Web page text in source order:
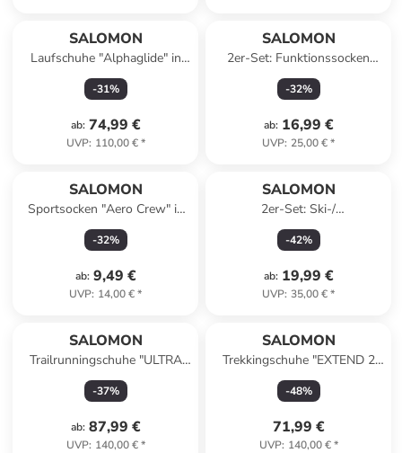
SALOMON
Laufschuhe "Alphaglide" in
Schwarz
-31%
ab: 74,99 €
UVP: 110,00 €*
SALOMON
2er-Set: Funktionssocken
"Access JR" in Schwarz/ Blau/
Rot
-32%
ab: 16,99 €
UVP: 25,00 €*
SALOMON
Sportsocken "Aero Crew" in
Schwarz/ Grau
-32%
ab: 9,49 €
UVP: 14,00 €*
SALOMON
2er-Set: Ski-/
Snowboardsocken "Access" in
Schwarz/ Grau
-42%
ab: 19,99 €
UVP: 35,00 €*
SALOMON
Trailrunningschuhe "ULTRA
FLOW 2" in Schwarz/ Rot
-37%
ab: 87,99 €
UVP: 140,00 €*
SALOMON
Trekkingschuhe "EXTEND 2
GORE-TEX" in Grau/ Grün
-48%
71,99 €
UVP: 140,00 €*